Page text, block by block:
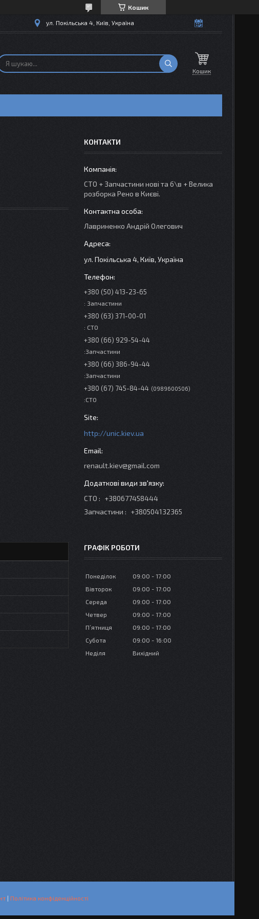
Кошик
ул. Покільська 4, Київ, Україна
Кошик
КОНТАКТИ
СТО + Запчастини нові та б\в + Велика
розборка Рено в Києві.
Лавриненко Андрій Олегович
ул. Покільська 4, Київ, Україна
+380 (50) 413-23-65
: Запчастини
+380 (63) 371-00-01
: СТО
+380 (66) 929-54-44
:Запчастини
+380 (66) 386-94-44
:Запчастини
+380 (67) 745-84-44 0989600506
:СТО
http://unic.kiev.ua
renault.kiev@gmail.com
СТО
+380677458444
Запчастини
+380504132365
ГРАФІК РОБОТИ
Понеділок 09:00
17:00
Вівторок
09:00
17:00
Середа
09:00
17:00
Четвер
09:00
17:00
Пʼятниця
09:00
17:00
Субота
09:00
16:00
Неділя
Вихідний
| Політика конфіденційності